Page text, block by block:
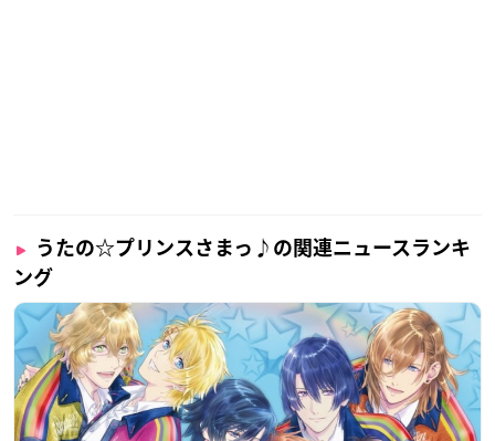
うたの☆プリンスさまっ♪の関連ニュースランキ
ング